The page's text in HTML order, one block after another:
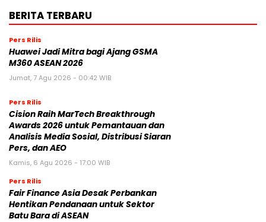
BERITA TERBARU
Pers Rilis
Huawei Jadi Mitra bagi Ajang GSMA
M360 ASEAN 2026
Jumat, 7 Agu 2026 - 00:42 WIB
Pers Rilis
Cision Raih MarTech Breakthrough
Awards 2026 untuk Pemantauan dan
Analisis Media Sosial, Distribusi Siaran
Pers, dan AEO
Kamis, 6 Agu 2026 - 17:00 WIB
Pers Rilis
Fair Finance Asia Desak Perbankan
Hentikan Pendanaan untuk Sektor
Batu Bara di ASEAN